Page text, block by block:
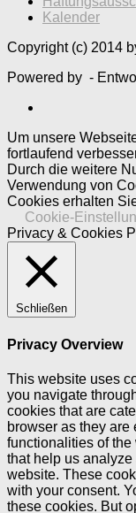
Kalender
Copyright (c) 2014
Powered by -
Um unsere
fortlaufend
Durch die weitere
Verwendung von
Cookies erhalten
Cookie-
Privacy & Cookies
Schließen
Privacy Overview
This website uses
you navigate
cookies that are
browser as they
functionalities of
that help us
website. These
with your consent.
these cookies. But